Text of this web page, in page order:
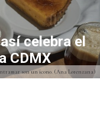
son un ícono. (Ana Lorenzana)
celebra el
CDMX